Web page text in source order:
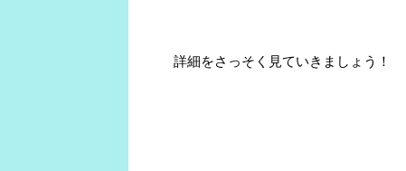
詳細をさっそく見ていきましょう！